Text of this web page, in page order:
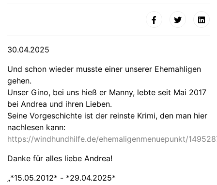
30.04.2025
Und schon wieder musste einer unserer Ehemahligen
gehen.
Unser Gino, bei uns hieß er Manny, lebte seit Mai 2017
bei Andrea und ihren Lieben.
Seine Vorgeschichte ist der reinste Krimi, den man hier
nachlesen kann:
https://windhundhilfe.de/ehemaligenmenuepunkt/
Danke für alles liebe Andrea!
„*15.05.2012* - *29.04.2025*